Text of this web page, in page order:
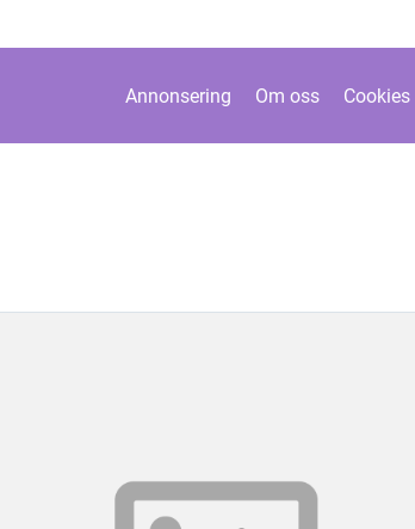
Annonsering Om oss Cookies